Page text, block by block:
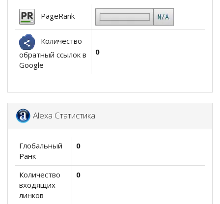
PageRank
Количество
обратный ссылок в
Google
0
Alexa Статистика
Глобальный
Ранк
0
Количество
входящих
линков
0